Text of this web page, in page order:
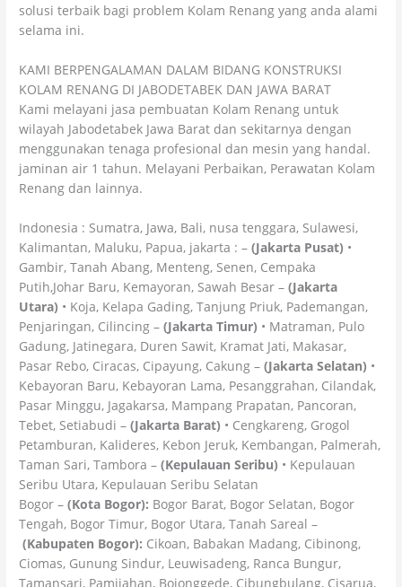
solusi terbaik bagi problem Kolam Renang yang anda alami
selama ini.
KAMI BERPENGALAMAN DALAM BIDANG KONSTRUKSI
KOLAM RENANG DI JABODETABEK DAN JAWA BARAT
Kami melayani jasa pembuatan Kolam Renang untuk
wilayah Jabodetabek Jawa Barat dan sekitarnya dengan
menggunakan tenaga profesional dan mesin yang handal.
jaminan air 1 tahun. Melayani Perbaikan, Perawatan Kolam
Renang dan lainnya.
Indonesia : Sumatra, Jawa, Bali, nusa tenggara, Sulawesi,
Kalimantan, Maluku, Papua, jakarta : –(Jakarta Pusat) •
Gambir, Tanah Abang, Menteng, Senen, Cempaka
Putih,Johar Baru, Kemayoran, Sawah Besar –(Jakarta
Utara) • Koja, Kelapa Gading, Tanjung Priuk, Pademangan,
Penjaringan, Cilincing –(Jakarta Timur) • Matraman, Pulo
Gadung, Jatinegara, Duren Sawit, Kramat Jati, Makasar,
Pasar Rebo, Ciracas, Cipayung, Cakung –(Jakarta Selatan) •
Kebayoran Baru, Kebayoran Lama, Pesanggrahan, Cilandak,
Pasar Minggu, Jagakarsa, Mampang Prapatan, Pancoran,
Tebet, Setiabudi –(Jakarta Barat) • Cengkareng, Grogol
Petamburan, Kalideres, Kebon Jeruk, Kembangan, Palmerah,
Taman Sari, Tambora –(Kepulauan Seribu) • Kepulauan
Seribu Utara, Kepulauan Seribu Selatan
Bogor –(Kota Bogor): Bogor Barat, Bogor Selatan, Bogor
Tengah, Bogor Timur, Bogor Utara, Tanah Sareal –
(Kabupaten Bogor): Cikoan, Babakan Madang, Cibinong,
Ciomas, Gunung Sindur, Leuwisadeng, Ranca Bungur,
Tamansari, Pamijahan, Bojonggede, Cibungbulang, Cisarua,